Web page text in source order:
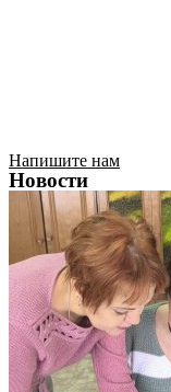
Напишите нам
Новости